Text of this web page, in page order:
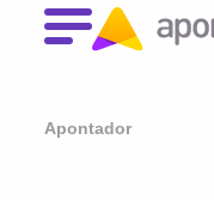
Apontador